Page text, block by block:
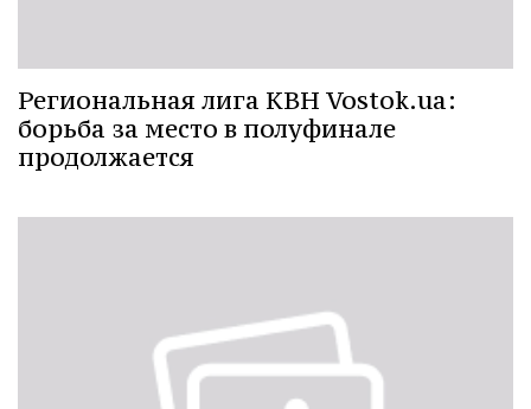
Региональная лига КВН Vostok.ua:
борьба за место в полуфинале
продолжается